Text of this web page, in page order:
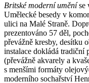
Britské moderní uměníse
Umělecké besedy v
ulici na Malé Straně.
prezentováno 57 děl,
převážně kresby, desítku
instalace dokládá tradiční
(převážně akvarely a
s menšími formáty
moderního sochařství